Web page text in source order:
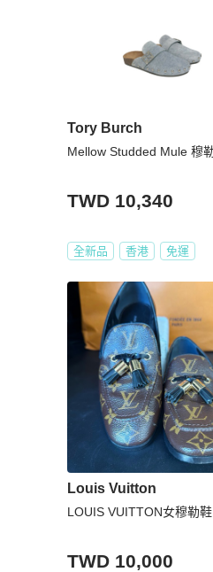
Tory Burch
Mellow Studded Mule 穆
TWD 10,340
全新品 香港 免運
Louis Vuitton
LOUIS VUITTON女穆勒鞋
TWD 10,000